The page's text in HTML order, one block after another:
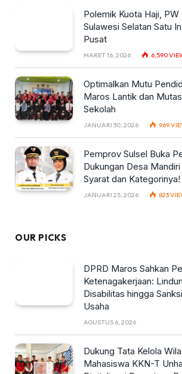
Polemik Kuota Haji, PW
Sulawesi Selatan Satu
Pusat
MARET 16, 2026 6,590
Optimalkan Mutu
Maros Lantik dan
Sekolah
JANUARI 30, 2026 969
Pemprov Sulsel Buka
Dukungan Desa
Syarat dan Kategorinya!
JANUARI 25, 2026 823
OUR PICKS
DPRD Maros Sahkan
Ketenagakerjaan:
Disabilitas hingga
Usaha
AGUSTUS 6, 2026
Dukung Tata Kelola
Mahasiswa KKN-T